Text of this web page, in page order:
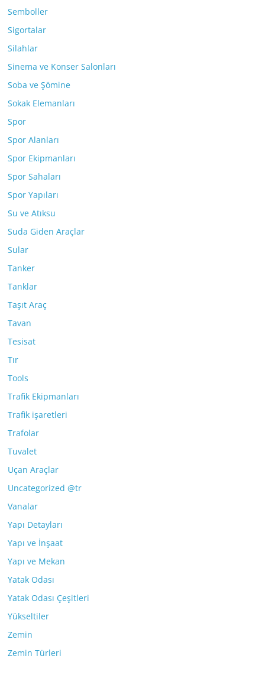
Semboller
Sigortalar
Silahlar
Sinema ve Konser Salonları
Soba ve Şömine
Sokak Elemanları
Spor
Spor Alanları
Spor Ekipmanları
Spor Sahaları
Spor Yapıları
Su ve Atıksu
Suda Giden Araçlar
Sular
Tanker
Tanklar
Taşıt Araç
Tavan
Tesisat
Tır
Tools
Trafik Ekipmanları
Trafik işaretleri
Trafolar
Tuvalet
Uçan Araçlar
Uncategorized @tr
Vanalar
Yapı Detayları
Yapı ve İnşaat
Yapı ve Mekan
Yatak Odası
Yatak Odası Çeşitleri
Yükseltiler
Zemin
Zemin Türleri